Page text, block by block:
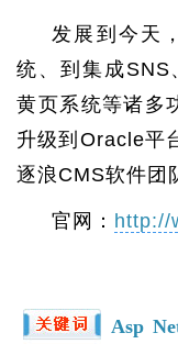
发展到今天
统、到集成SNS
黄页系统等诸多
升级到Oracle平
逐浪CMS软件团
官网： http://
Asp